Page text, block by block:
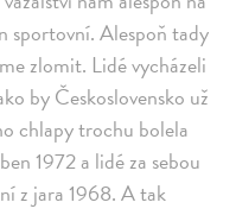
sportovní. Alespoň tady
zlomit. Lidé vycházeli
by Československo už
chlapy trochu bolela
1972 a lidé za sebou
z jara 1968. A tak